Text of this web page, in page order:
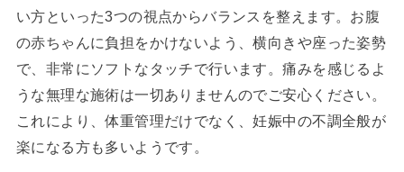
い方といった3つの視点からバランスを整えます。お腹
の赤ちゃんに負担をかけないよう、横向きや座った姿勢
で、非常にソフトなタッチで行います。痛みを感じるよ
うな無理な施術は一切ありませんのでご安心ください。
これにより、体重管理だけでなく、妊娠中の不調全般が
楽になる方も多いようです。